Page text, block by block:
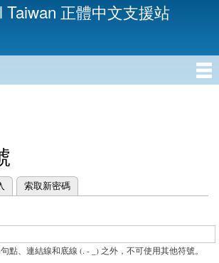
移
內
Taiwan 正體中文支援站
索取新密碼
點、連結線和底線 (. - _) 之外，不可使用其他符號。